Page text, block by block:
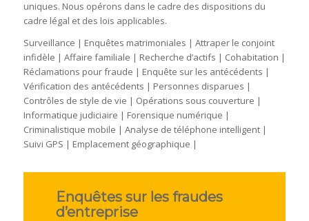
uniques. Nous opérons dans le cadre des dispositions du
cadre légal et des lois applicables.
Surveillance | Enquêtes matrimoniales | Attraper le conjoint
infidèle | Affaire familiale | Recherche d’actifs | Cohabitation |
Réclamations pour fraude | Enquête sur les antécédents |
Vérification des antécédents | Personnes disparues |
Contrôles de style de vie | Opérations sous couverture |
Informatique judiciaire | Forensique numérique |
Criminalistique mobile | Analyse de téléphone intelligent |
Suivi GPS | Emplacement géographique |
Enquêtes sur les fraudes
d’entreprise